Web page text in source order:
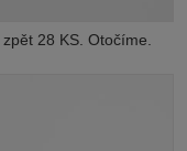
28 KS. Otočíme.